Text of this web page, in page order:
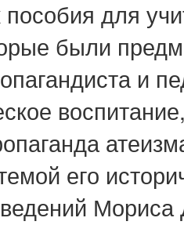
для
были
и
его